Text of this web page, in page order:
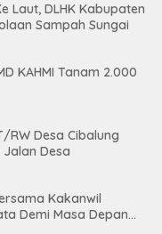
Laut, DLHK Kabupaten
Sampah Sungai
KAHMI Tanam 2.000
RW Desa Cibalung
Desa
Kakanwil
Demi Masa Depan